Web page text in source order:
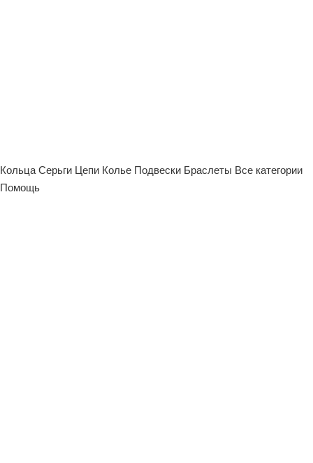
Кольца Серьги Цепи Колье Подвески Браслеты Все категории
Помощь